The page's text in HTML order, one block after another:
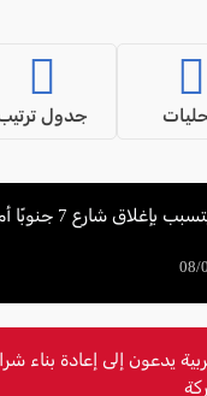
جدول
7 جنوبًا أمام حركة المرور
يدعون إلى إعادة بناء